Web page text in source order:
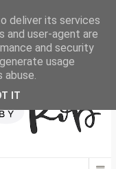
deliver its services
and user-agent are
and security
usage
IT